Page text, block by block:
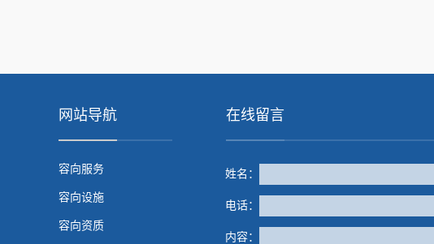
网站导航 在线留言
容向服务
容向设施
容向资质
姓名：
电话：
内容：